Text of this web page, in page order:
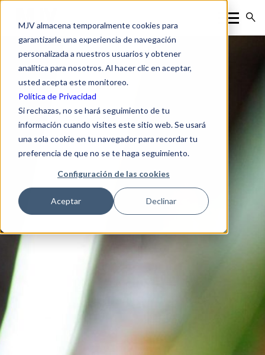
MJV almacena temporalmente cookies para
garantizarle una experiencia de navegación
personalizada a nuestros usuarios y obtener
analítica para nosotros. Al hacer clic en aceptar,
usted acepta este monitoreo.
Política de Privacidad
Si rechazas, no se hará seguimiento de tu
información cuando visites este sitio web. Se usará
una sola cookie en tu navegador para recordar tu
preferencia de que no se te haga seguimiento.
Configuración de las cookies
Aceptar Declinar